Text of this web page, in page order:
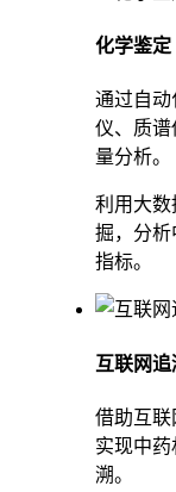
化学鉴定
通过自动
仪、质谱
量分析。
利用大数
掘，分析
指标。
互联网
借助互联
实现中
溯。